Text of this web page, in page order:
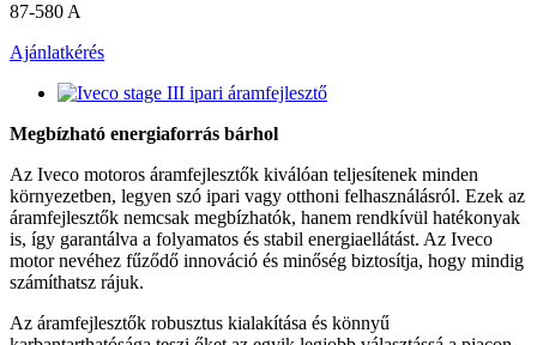
87-580 A
Ajánlatkérés
Megbízható energiaforrás bárhol
Az Iveco motoros áramfejlesztők kiválóan teljesítenek minden
környezetben, legyen szó ipari vagy otthoni felhasználásról. Ezek az
áramfejlesztők nemcsak megbízhatók, hanem rendkívül hatékonyak
is, így garantálva a folyamatos és stabil energiaellátást. Az Iveco
motor nevéhez fűződő innováció és minőség biztosítja, hogy mindig
számíthatsz rájuk.
Az áramfejlesztők robusztus kialakítása és könnyű